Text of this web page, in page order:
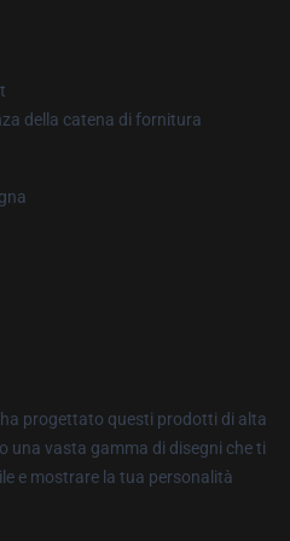
della catena di fornitura
progettato questi prodotti di alta
una vasta gamma di disegni che ti
e mostrare la tua personalità